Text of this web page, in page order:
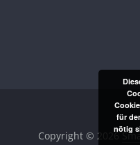
Copyright © 2026
für
nötig